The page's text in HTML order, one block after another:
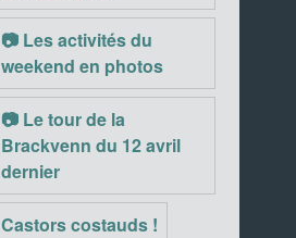
📷 Les activités du
weekend en photos
📷 Le tour de la
Brackvenn du 12 avril
dernier
Castors costauds !